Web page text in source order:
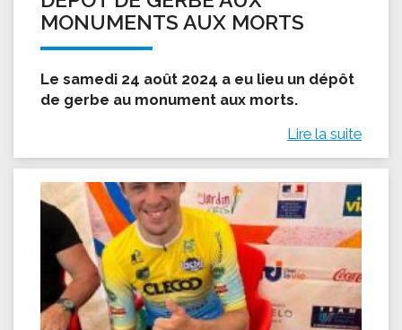
MONUMENTS AUX MORTS
Le samedi 24 août 2024 a eu lieu un dépôt
de gerbe au monument aux morts.
Lire la suite